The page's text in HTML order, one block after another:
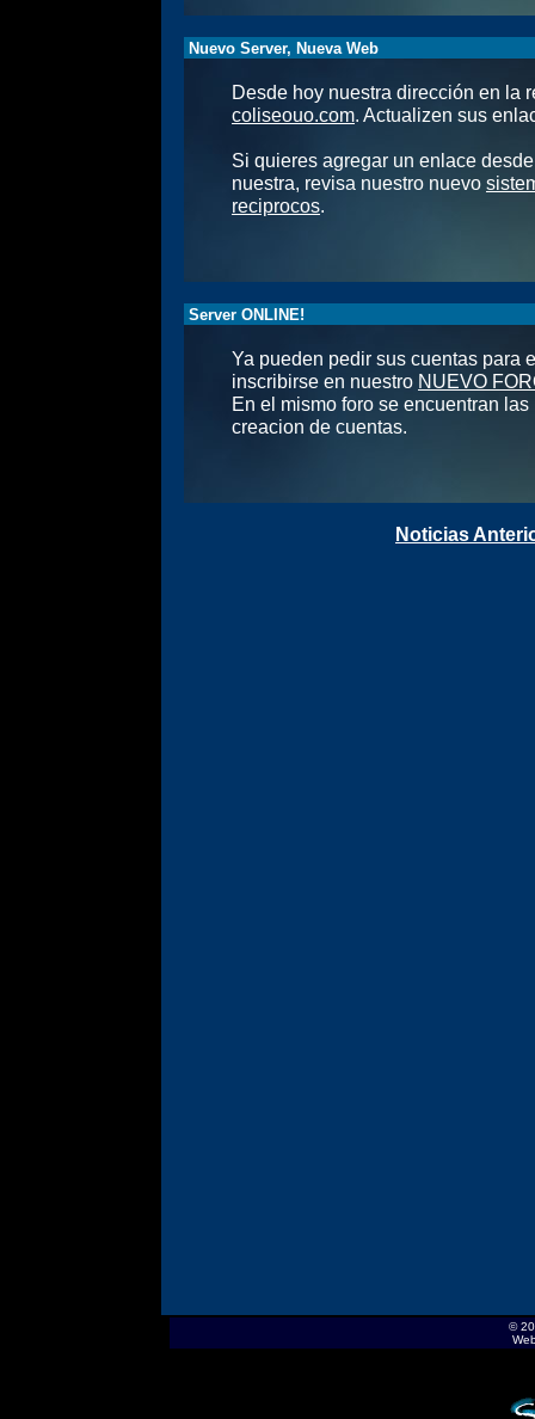
Nuevo Server, Nueva Web
Desde hoy nuestra dirección en la
coliseouo.com. Actualizen sus
Si quieres agregar un enlace
nuestra, revisa nuestro nuevo
reciprocos.
Server ONLINE!
Ya pueden pedir sus cuentas para
inscribirse en nuestro NUEVO
En el mismo foro se encuentran
creacion de cuentas.
Noticias
©